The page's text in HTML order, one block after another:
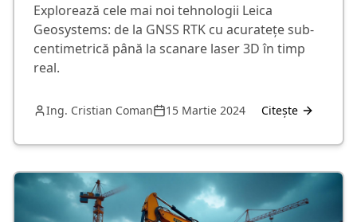
Explorează cele mai noi tehnologii Leica
Geosystems: de la GNSS RTK cu acuratețe sub-
centimetrică până la scanare laser 3D în timp
real.
Ing. Cristian Coman 15 Martie 2024 Citește